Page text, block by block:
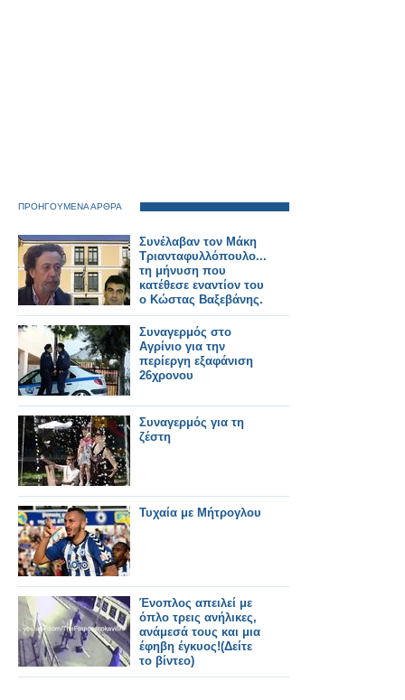
ΠΡΟΗΓΟΥΜΕΝΑ ΑΡΘΡΑ
Συνέλαβαν τον Μάκη
Τριανταφυλλόπουλο...μετά
τη μήνυση που
κατέθεσε εναντίον του
ο Κώστας Βαξεβάνης.
Συναγερμός στο
Αγρίνιο για την
περίεργη εξαφάνιση
26χρονου
Συναγερμός για τη
ζέστη
Τυχαία με Μήτρογλου
Ένοπλος απειλεί με
όπλο τρεις ανήλικες,
ανάμεσά τους και μια
έφηβη έγκυος!(Δείτε
το βίντεο)